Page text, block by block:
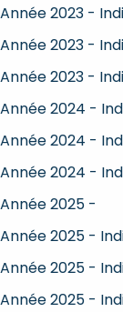
Année 2023 -
Année 2023 -
Année 2023 -
Année 2024 -
Année 2024 -
Année 2024 -
Année 2025 -
Année 2025 -
Année 2025 -
Année 2025 -